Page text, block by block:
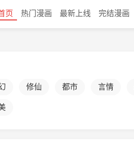
页 热门漫画 最新上线 完结漫画
修仙 都市 言情